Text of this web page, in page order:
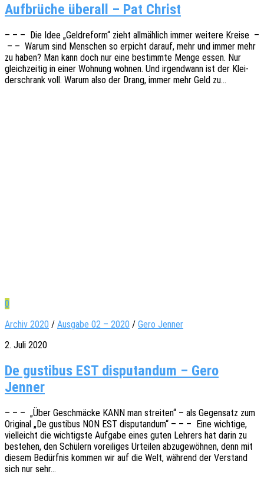
Aufbrüche überall – Pat Christ
– – – Die Idee „Geld­re­form“ zieht allmäh­lich immer weite­re Kreise –
– – Warum sind Menschen so erpicht darauf, mehr und immer mehr
zu haben? Man kann doch nur eine bestimm­te Menge essen. Nur
gleich­zei­tig in einer Wohnung wohnen. Und irgend­wann ist der Klei­
der­schrank voll. Warum also der Drang, immer mehr Geld zu…
0
Archiv 2020 / Ausgabe 02 – 2020 / Gero Jenner
2. Juli 2020
De gustibus EST disputandum – Gero
Jenner
– – – „Über Geschmä­cke KANN man strei­ten“ – als Gegen­satz zum
Origi­nal „De gusti­bus NON EST dispu­t­an­dum“ – – – Eine wich­ti­ge,
viel­leicht die wich­tigs­te Aufga­be eines guten Lehrers hat darin zu
bestehen, den Schü­lern vorei­li­ges Urtei­len abzu­ge­wöh­nen, denn mit
diesem Bedürf­nis kommen wir auf die Welt, während der Verstand
sich nur sehr…